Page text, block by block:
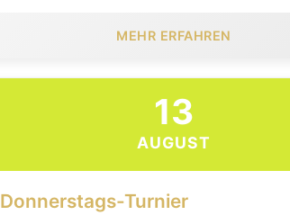
MEHR ERFAHREN
13
AUGUST
Donnerstags-Turnier